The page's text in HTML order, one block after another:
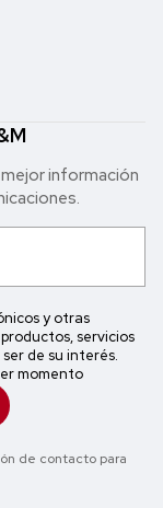
in formación
y otras
servicios
de su interés.
momento
de contacto para